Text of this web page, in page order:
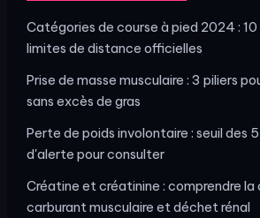
Catégories de course à pied 2024 :
limites de distance officielles
Prise de masse musculaire : 3 piliers
sans excès de gras
Perte de poids involontaire : seuil des
d'alerte pour consulter
Créatine et créatinine : comprendre
carburant musculaire et déchet rénal